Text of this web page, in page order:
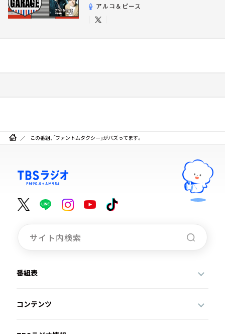
アルコ＆ピース
この番組、「ファントムタクシー」がバズってます。
番組表
コンテンツ